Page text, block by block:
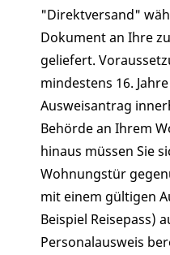
"Direktversand"
Dokument an Ihre
geliefert.
mindestens 16.
Ausweisantrag
Behörde an Ihrem
hinaus müssen Sie
Wohnungstür
mit einem gültigen
Beispiel Reisepass)
Personalausweis